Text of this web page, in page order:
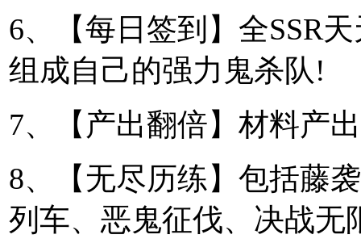
6、【每日签到】全SSR
组成自己的强力鬼杀队!
7、【产出翻倍】材料产
8、【无尽历练】包括藤
列车、恶鬼征伐、决战无